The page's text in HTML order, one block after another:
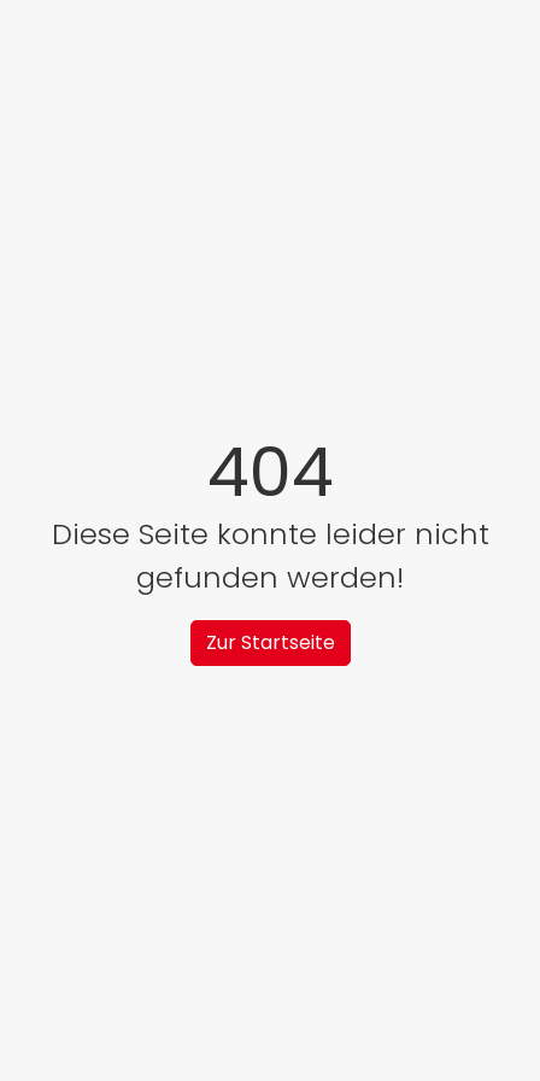
404
Diese Seite konnte leider nicht
gefunden werden!
Zur Startseite